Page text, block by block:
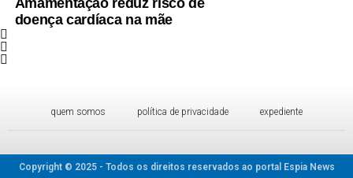
Amamentação reduz risco de
doença cardíaca na mãe
quem somos política de privacidade expediente
Copyright © 2025 - Todos os direitos reservados ao portal Espia News